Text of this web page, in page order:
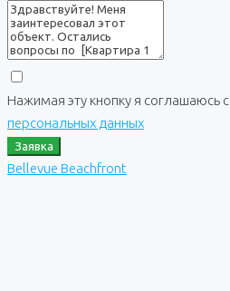
Нажимая эту кнопку я соглашаюсь с
персональных данных
Заявка
Bellevue Beachfront